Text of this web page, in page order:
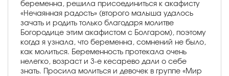
беременна, решила присоединиться к акафисту
«Нечаянная радость» (второго малыша удалось
зачать и родить только благодаря молитве
Богородице этим акафистом с Болгаром), поэтому
когда я узнала, что беременна, сомнений не было,
как молиться. Беременность протекала очень
нелегко, возраст и 3-е кесарево дали о себе
знать. Просила молиться и девочек в группе «Мир